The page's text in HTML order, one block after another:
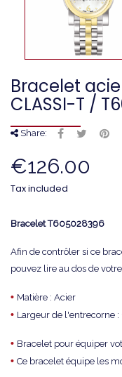
Bracelet
CLASSI-T /
Share:
€126.00
Tax included
BraceletT605028396
Afin de contrôler si ce
pouvez lire au dos de
• Matière : Acier
• Largeur de l'entrecorne :
• Bracelet pour équiper
• Ce bracelet équipe les